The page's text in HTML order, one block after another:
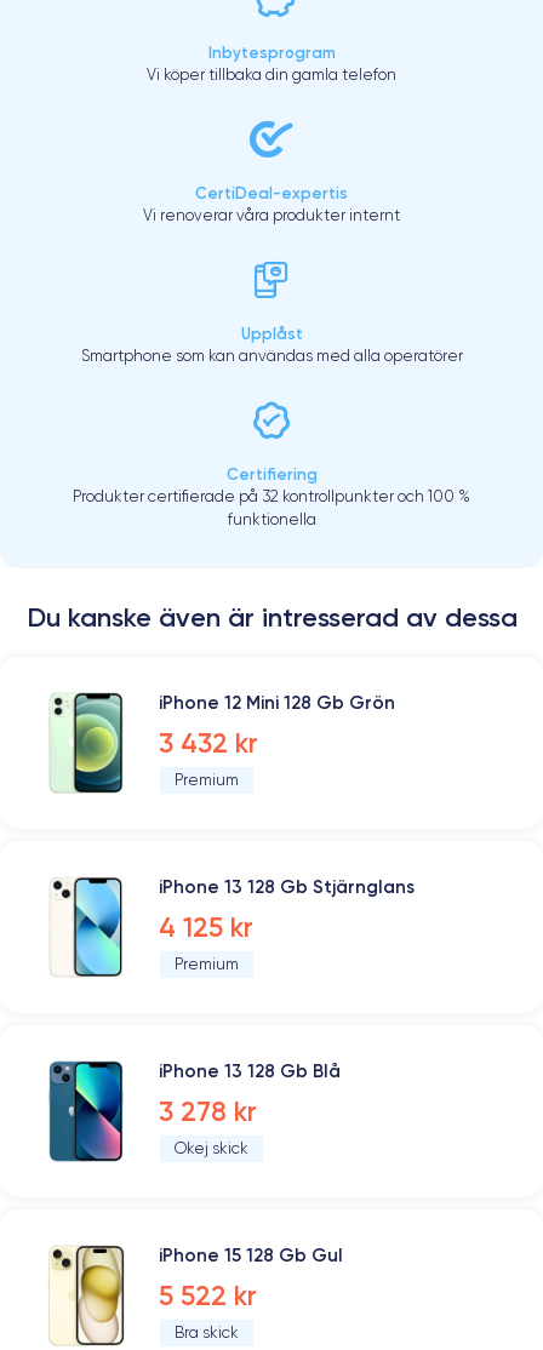
Inbytesprogram
Vi köper tillbaka din gamla telefon
CertiDeal-expertis
Vi renoverar våra produkter internt
Upplåst
Smartphone som kan användas med alla operatörer
Certifiering
Produkter certifierade på 32 kontrollpunkter och 100 %
funktionella
Du kanske även är intresserad av dessa
iPhone 12 Mini 128 Gb Grön
3 432 kr
Premium
iPhone 13 128 Gb Stjärnglans
4 125 kr
Premium
iPhone 13 128 Gb Blå
3 278 kr
Okej skick
iPhone 15 128 Gb Gul
5 522 kr
Bra skick